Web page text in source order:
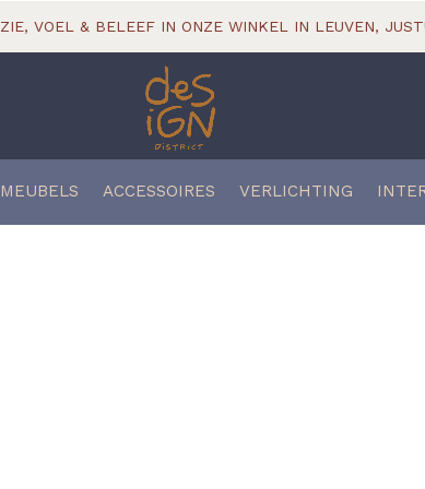
MEUBELS ACCESSOIRES VERLICHTING
ZIE, VOEL & BELEEF IN ONZE WINKEL IN LEUVEN,